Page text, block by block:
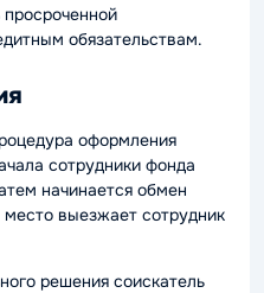
обязательствам.
оформления
сотрудники фонда
начинается обмен
выезжает сотрудник
решения соискатель